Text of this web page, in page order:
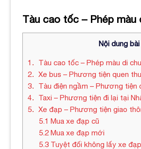
Tàu cao tốc – Phép
Nội dung
1
Tàu cao tốc – Phép màu di
2
Xe bus – Phương tiện quen
3
Tàu điện ngầm – Phương tiện
4
Taxi – Phương tiện đi lại tại
5
Xe đạp – Phương tiện giao
5.1 Mua xe đạp cũ
5.2Mua xe đạp mới
5.3Tuyệt đối không lấy xe